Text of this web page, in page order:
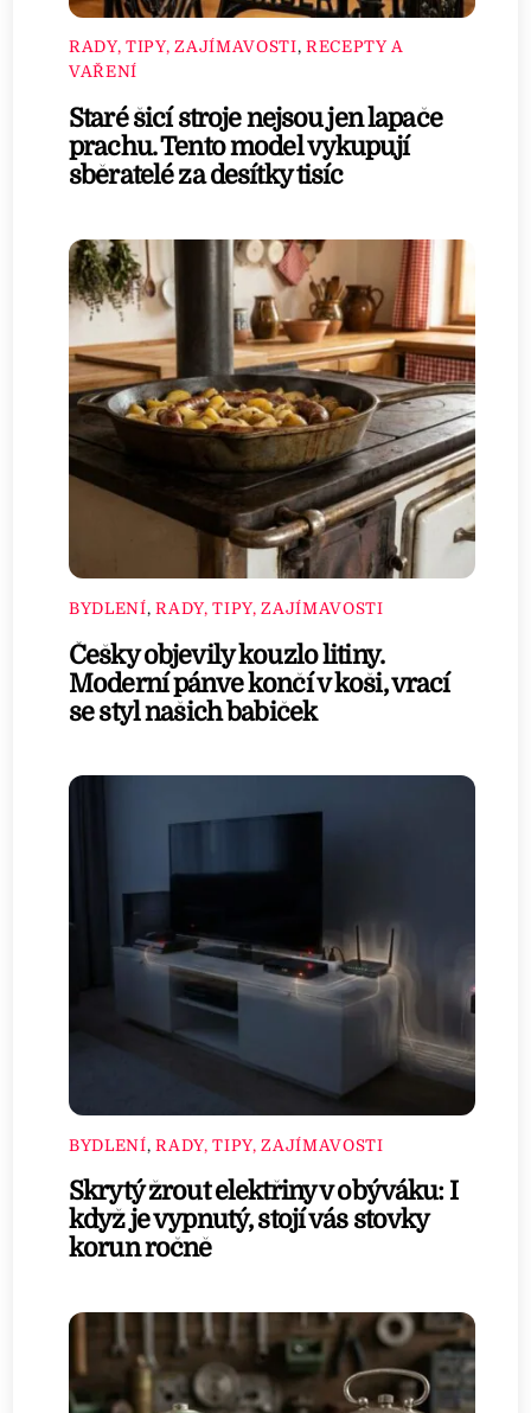
RADY, TIPY, ZAJÍMAVOSTI, RECEPTY A
VAŘENÍ
Staré šicí stroje nejsou jen lapače
prachu. Tento model vykupují
sběratelé za desítky tisíc
BYDLENÍ,RADY, TIPY, ZAJÍMAVOSTI
Češky objevily kouzlo litiny.
Moderní pánve končí v koši, vrací
se styl našich babiček
BYDLENÍ,RADY, TIPY, ZAJÍMAVOSTI
Skrytý žrout elektřiny v obýváku: I
když je vypnutý, stojí vás stovky
korun ročně